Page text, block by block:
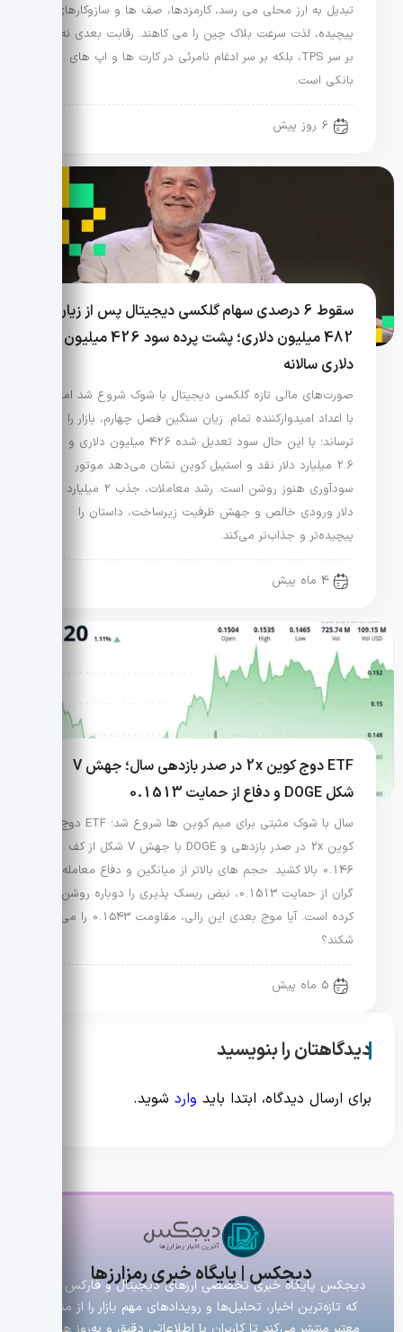
تبدیل به ارز محلی می رسد، کارمزدها، صف ها و سازوکارهای
پیچیده، لذت سرعت بلاک چین را می کاهند. رقابت بعدی نه
بر سر TPS، بلکه بر سر ادغام نامرئی در کارت ها و اپ های
بانکی است.
6 روز پیش
سقوط 6 درصدی سهام گلکسی دیجیتال پس از زیان
482 میلیون دلاری؛ پشت پرده سود 426 میلیون
دلاری سالانه
صورت‌های مالی تازه گلکسی دیجیتال با شوک شروع شد اما
با اعداد امیدوارکننده تمام. زیان سنگین فصل چهارم، بازار را
ترساند؛ با این حال سود تعدیل شده 426 میلیون دلاری و
2.6 میلیارد دلار نقد و استیبل کوین نشان می‌دهد موتور
سودآوری هنوز روشن است. رشد معاملات، جذب 2 میلیارد
دلار ورودی خالص و جهش ظرفیت زیرساخت، داستان را
پیچیده‌تر و جذاب‌تر می‌کند.
4 ماه پیش
ETF دوج کوین 2x در صدر بازدهی سال؛ جهش V
شکل DOGE و دفاع از حمایت 0.1513
سال با شوک مثبتی برای میم کوین ها شروع شد؛ ETF دوج
کوین 2x در صدر بازدهی و DOGE با جهش V شکل از کف
0.146 بالا کشید. حجم های بالاتر از میانگین و دفاع معامله
گران از حمایت 0.1513، نبض ریسک پذیری را دوباره روشن
کرده است. آیا موج بعدی این رالی، مقاومت 0.1543 را می
شکند؟
5 ماه پیش
دیدگاهتان را بنویسید
برای ارسال دیدگاه، ابتدا باید وارد شوید.
دیجکس | پایگاه خبری رمزارزها
دیجکس پایگاه خبری تخصصی ارزهای دیجیتال و فارکس است
که تازه‌ترین اخبار، تحلیل‌ها و رویدادهای مهم بازار را از منابع